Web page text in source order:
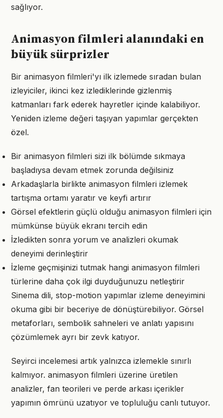
sağlıyor.
Animasyon filmleri alanındaki en
büyük sürprizler
Bir animasyon filmleri'yı ilk izlemede sıradan bulan
izleyiciler, ikinci kez izlediklerinde gizlenmiş
katmanları fark ederek hayretler içinde kalabiliyor.
Yeniden izleme değeri taşıyan yapımlar gerçekten
özel.
Bir animasyon filmleri sizi ilk bölümde sıkmaya
başladıysa devam etmek zorunda değilsiniz
Arkadaşlarla birlikte animasyon filmleri izlemek
tartışma ortamı yaratır ve keyfi artırır
Görsel efektlerin güçlü olduğu animasyon filmleri için
mümkünse büyük ekranı tercih edin
İzledikten sonra yorum ve analizleri okumak
deneyimi derinleştirir
İzleme geçmişinizi tutmak hangi animasyon filmleri
türlerine daha çok ilgi duyduğunuzu netleştirir
Sinema dili, stop-motion yapımlar izleme deneyimini
okuma gibi bir beceriye de dönüştürebiliyor. Görsel
metaforları, sembolik sahneleri ve anlatı yapısını
çözümlemek ayrı bir zevk katıyor.
Seyirci incelemesi artık yalnızca izlemekle sınırlı
kalmıyor. animasyon filmleri üzerine üretilen
analizler, fan teorileri ve perde arkası içerikler
yapımın ömrünü uzatıyor ve topluluğu canlı tutuyor.